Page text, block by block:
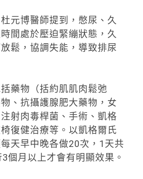
元博醫師提到，憋尿、久
間處於壓迫緊繃狀態，久
鬆，協調失能，導致排尿
藥物（括約肌肌肉鬆弛
、抗攝護腺肥大藥物，女
射肉毒桿菌、手術、凱格
復健治療等。以凱格爾氏
天早中晚各做20次，1天共
個月以上才會有明顯效果。